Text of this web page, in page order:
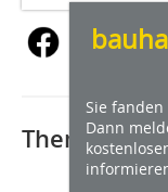
Sie
Dann
Thematisch